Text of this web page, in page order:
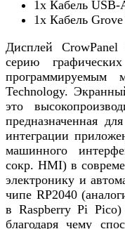
1х Кабель
1х Кабель
Дисплей
серию
программируемым
Technology.
это
предназначенная
интеграции
машинного
сокр. HMI) в
электронику и
чипе RP2040
в Raspberry Pi
благодаря чему